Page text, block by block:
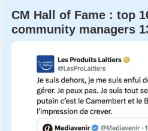
CM Hall of Fame : top
community managers